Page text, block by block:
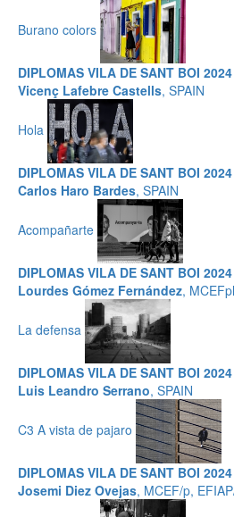
Burano colors
DIPLOMAS VILA DE SANT BOI 2024
Vicenç Lafebre Castells, SPAIN
Hola
DIPLOMAS VILA DE SANT BOI 2024
Carlos Haro Bardes, SPAIN
Acompañarte
DIPLOMAS VILA DE SANT BOI 2024
Lourdes Gómez Fernández,
La defensa
DIPLOMAS VILA DE SANT BOI 2024
Luis Leandro Serrano, SPAIN
C3 A vista de pajaro
DIPLOMAS VILA DE SANT BOI 2024
Josemi Diez Ovejas, MCEF/p,